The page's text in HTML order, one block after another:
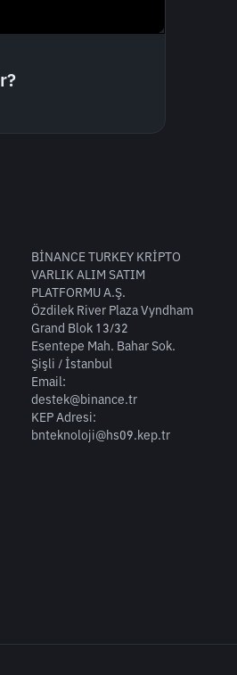
BİNANCE TURKEY KRİPTO
VARLIK ALIM SATIM
PLATFORMU A.Ş.
Özdilek River Plaza Vyndham
Grand Blok 13/32
Esentepe Mah. Bahar Sok.
Şişli / İstanbul
Email:
destek@binance.tr
KEP Adresi:
bnteknoloji@hs09.kep.tr